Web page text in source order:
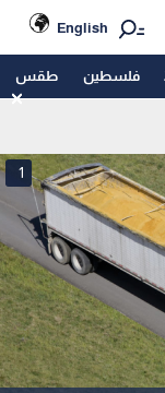
English
فلسطين طقس
1